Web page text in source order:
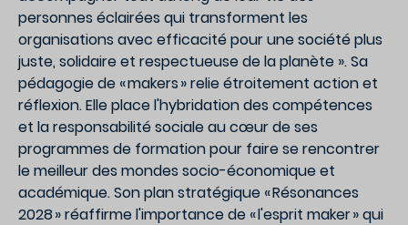
personnes éclairées qui transforment les
organisations avec efficacité pour une société plus
juste, solidaire et respectueuse de la planète ». Sa
pédagogie de « makers » relie étroitement action et
réflexion. Elle place l'hybridation des compétences
et la responsabilité sociale au cœur de ses
programmes de formation pour faire se rencontrer
le meilleur des mondes socio-économique et
académique. Son plan stratégique « Résonances
2028 » réaffirme l'importance de « l'esprit maker » qui